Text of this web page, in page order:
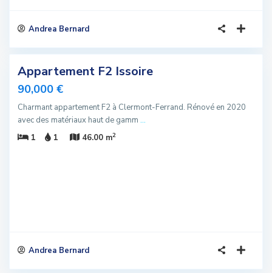
Andrea Bernard
Appartement F2 Issoire
90,000 €
Charmant appartement F2 à Clermont-Ferrand. Rénové en 2020
avec des matériaux haut de gamm ...
1
1 46.00 m2
Andrea Bernard